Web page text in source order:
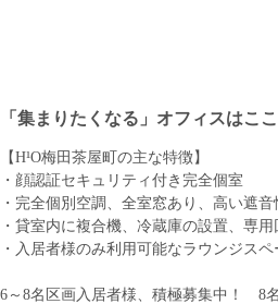
「集まりたくなる」オフィスはこ
【H¹O梅田茶屋町の主な特徴】
・顔認証セキュリティ付き完全個室
・完全個別空調、全室窓あり、高い遮音
・貸室内に複合機、冷蔵庫の設置、専
・入居者様のみ利用可能なラウンジス
6～8名区画入居者様、積極募集中！ 8